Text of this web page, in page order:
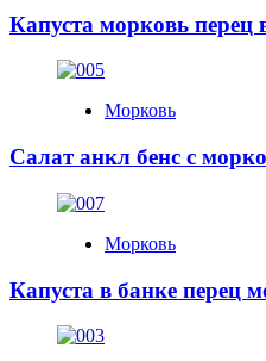
Капуста морковь перец
Морковь
Салат анкл бенс с
Морковь
Капуста в банке перец